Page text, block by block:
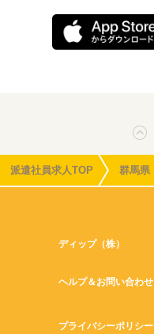
派遣社員求人TOP 群馬県
ディップ（株）
ヘルプ＆お問い合わせ
プライバシーポリシー